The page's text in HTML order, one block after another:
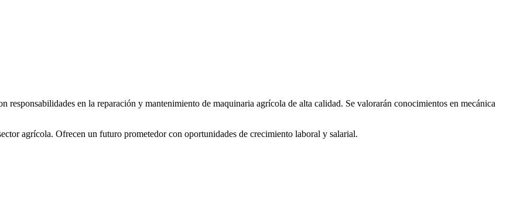
responsabilidades en la reparación y mantenimiento de maquinaria agrícola de alta calidad. Se valorarán conocimientos en mecánica
agrícola. Ofrecen un futuro prometedor con oportunidades de crecimiento laboral y salarial.